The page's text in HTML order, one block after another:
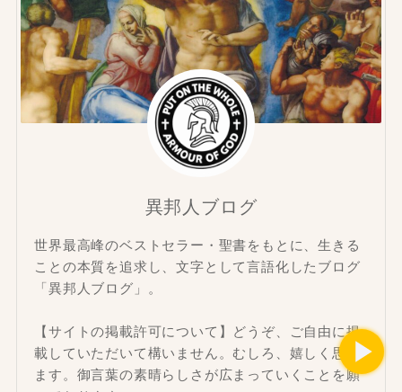
異邦人ブログ
世界最高峰のベストセラー・聖書をもとに、生きる
ことの本質を追求し、文字として言語化したブログ
「異邦人ブログ」。
【サイトの掲載許可について】どうぞ、ご自由に掲
載していただいて構いません。むしろ、嬉しく思い
ます。御言葉の素晴らしさが広まっていくことを願